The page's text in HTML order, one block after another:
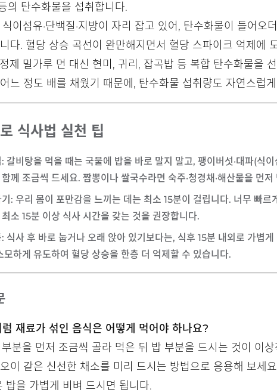
의 탄수화물을 섭취합니다.
이섬유·단백질·지방이 자리 잡고 있어, 탄수화물이 들어
다. 혈당 상승 곡선이 완만해지면서 혈당 스파이크 억제에
제 밀가루 면 대신 현미, 귀리, 잡곡밥 등 복합 탄수화물을
느 정도 배를 채웠기 때문에, 탄수화물 섭취량도 자연스럽
식사법 실천 팁
: 갈비탕을 먹을 때는 국물에 밥을 바로 말지 말고, 팽이버섯·대파(식
께 조금씩 드세요. 짬뽕이나 쌀국수라면 숙주·청경채·해산물을 먼
: 우리 몸이 포만감을 느끼는 데는 최소 15분이 걸립니다. 너무 빠
소 15분 이상 식사 시간을 갖는 것을 권장합니다.
: 식사 후 바로 눕거나 오래 앉아 있기보다는, 식후 15분 내외로 가볍
모하게 유도하여 혈당 상승을 한층 더 억제할 수 있습니다.
재료가 섞인 음식은 어떻게 먹어야 하나요?
부분을 먼저 조금씩 골라 먹은 뒤 밥 부분을 드시는 것이 이
이 같은 신선한 채소를 미리 드시는 방법으로 응용해 보세
밥을 가볍게 비벼 드시면 됩니다.